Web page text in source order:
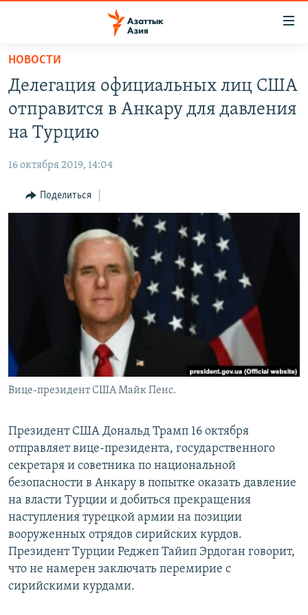
Вернуться
основному
содержанию
Вернутся
главной
навигации
Вернутся
ЦЕНТРАЛЬНАЯ АЗИЯ
КЫРГЫЗСТАН
ТАДЖИКИСТАН
НОВОСТИ
ВОЙНА В УКРАИНЕ
ҚАЗАҚША
КЫРГЫЗЧА
TÜRKMENÇE
Все сайты РСЕ/РС
НОВОСТИ
Делегация официальных лиц США
отправится в Анкару для давления
на Турцию
16 октября 2019, 14:04
Поделиться
Вице-президент США Майк Пенс.
Президент США Дональд Трамп 16 октября
отправляет вице-президента, государственного
секретаря и советника по национальной
безопасности в Анкару в попытке оказать давление
на власти Турции и добиться прекращения
наступления турецкой армии на позиции
вооруженных отрядов сирийских курдов.
Президент Турции Реджеп Тайип Эрдоган говорит,
что не намерен заключать перемирие с
сирийскими курдами.